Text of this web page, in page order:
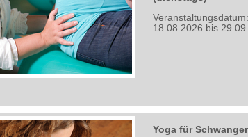
Veranstaltungsdatum:
18.08.2026 bis
Yoga für